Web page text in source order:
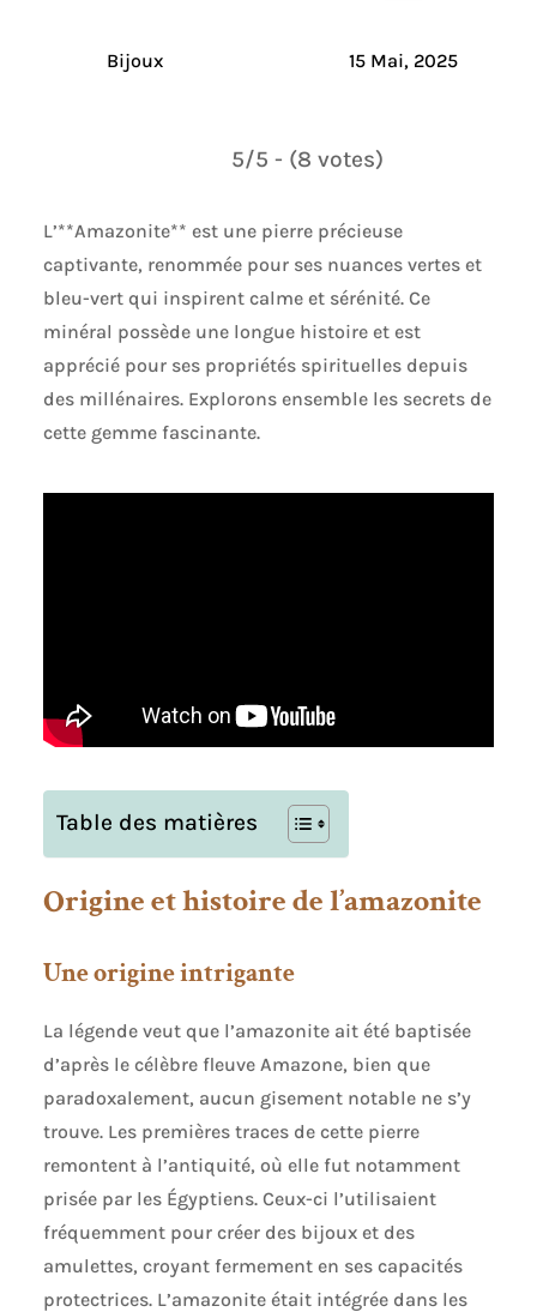
Bijoux 15 Mai, 2025
5/5 - (8 votes)
L’**Amazonite** est une pierre précieuse
captivante, renommée pour ses nuances vertes et
bleu-vert qui inspirent calme et sérénité. Ce
minéral possède une longue histoire et est
apprécié pour ses propriétés spirituelles depuis
des millénaires. Explorons ensemble les secrets de
cette gemme fascinante.
Table des matières
Origine et histoire de l’amazonite
Une origine intrigante
La légende veut que l’amazonite ait été baptisée
d’après le célèbre fleuve Amazone, bien que
paradoxalement, aucun gisement notable ne s’y
trouve. Les premières traces de cette pierre
remontent à l’antiquité, où elle fut notamment
prisée par les Égyptiens. Ceux-ci l’utilisaient
fréquemment pour créer des bijoux et des
amulettes, croyant fermement en ses capacités
protectrices. L’amazonite était intégrée dans les